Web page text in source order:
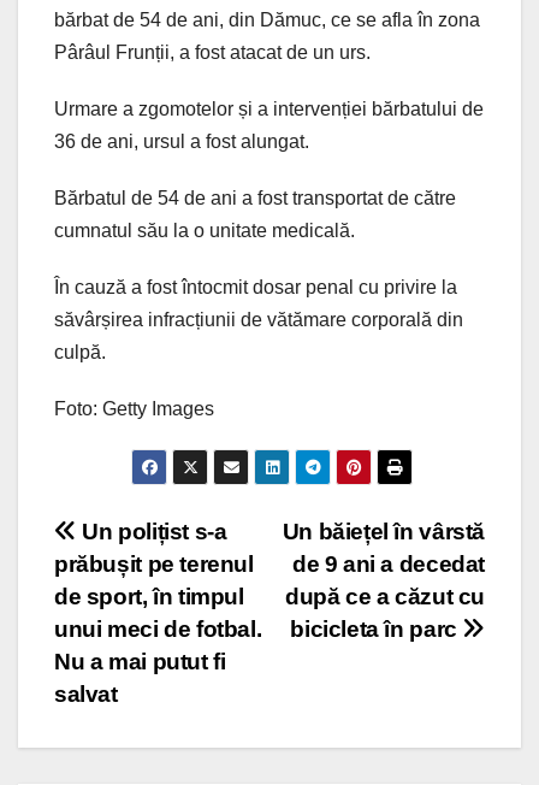
bărbat de 54 de ani, din Dămuc, ce se afla în zona
Pârâul Frunții, a fost atacat de un urs.
Urmare a zgomotelor și a intervenției bărbatului de
36 de ani, ursul a fost alungat.
Bărbatul de 54 de ani a fost transportat de către
cumnatul său la o unitate medicală.
În cauză a fost întocmit dosar penal cu privire la
săvârșirea infracțiunii de vătămare corporală din
culpă.
Foto: Getty Images
Post
navigation
Un băiețel în vârstă
de 9 ani a decedat
după ce a căzut cu
bicicleta în parc
Un polițist s-a
prăbușit pe terenul
de sport, în timpul
unui meci de fotbal.
Nu a mai putut fi
salvat